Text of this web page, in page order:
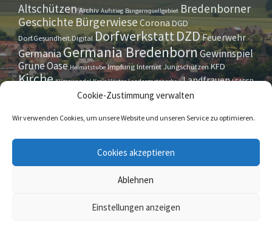
Cookie-Zustimmung verwalten
Wir verwenden Cookies, um unsere Website und unseren Service zu optimieren.
Cookies akzeptieren
Ablehnen
Einstellungen anzeigen
AltschützenArchiv Aufstieg Bangernquellgebiet Bredenborner
Geschichte Bürgerwiese CoronaDGD
Dorf.Gesundheit.Digital DorfwerkstattDZDFeuerwehr
GermaniaGermania BredenbornGewinnspiel
Grüne Oase Heimatstube ImpfungInternetJungschützenKFD
Kirche Klimawandel Kreis Höxter Landesgartenschau Landfrauen LEADER
Maurer- u. HandwerkervereinOktoberfest
Straßensperrung Tennis Theatergruppe Tipps & Tricks
www.marienmünster.de